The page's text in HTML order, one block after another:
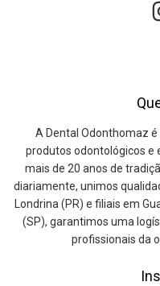
A Dental Odonthomaz
produtos odontológicos e
mais de 20 anos de
diariamente, unimos
Londrina (PR) e filiais em
(SP), garantimos uma
profissionais da